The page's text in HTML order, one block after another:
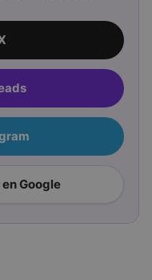
Google